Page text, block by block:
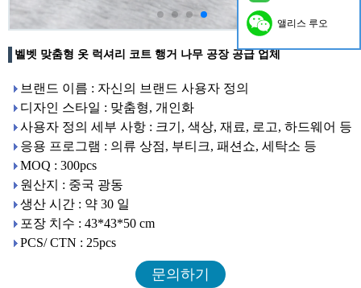
벨벳 맞춤형 옷 럭셔리 코트 행거 나무 공장 공급 업체
브랜드 이름 : 자신의 브랜드 사용자 정의
디자인 스타일 : 맞춤형, 개인화
사용자 정의 세부 사항 : 크기, 색상, 재료, 로고, 하드웨어 등
응용 프로그램 : 의류 상점, 부티크, 패션쇼, 세탁소 등
MOQ : 300pcs
원산지 : 중국 광동
생산 시간 : 약 30 일
포장 치수 : 43*43*50 cm
PCS/ CTN : 25pcs
문의하기
앨리스 루오